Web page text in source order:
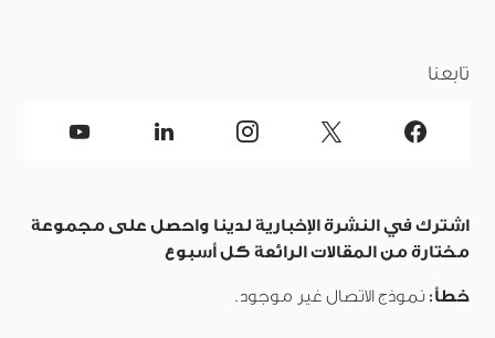
تابعنا
اشترك في النشرة الإخبارية لدينا واحصل على مجموعة
مختارة من المقالات الرائعة كل أسبوع
خطأ: نموذج الاتصال غير موجود.